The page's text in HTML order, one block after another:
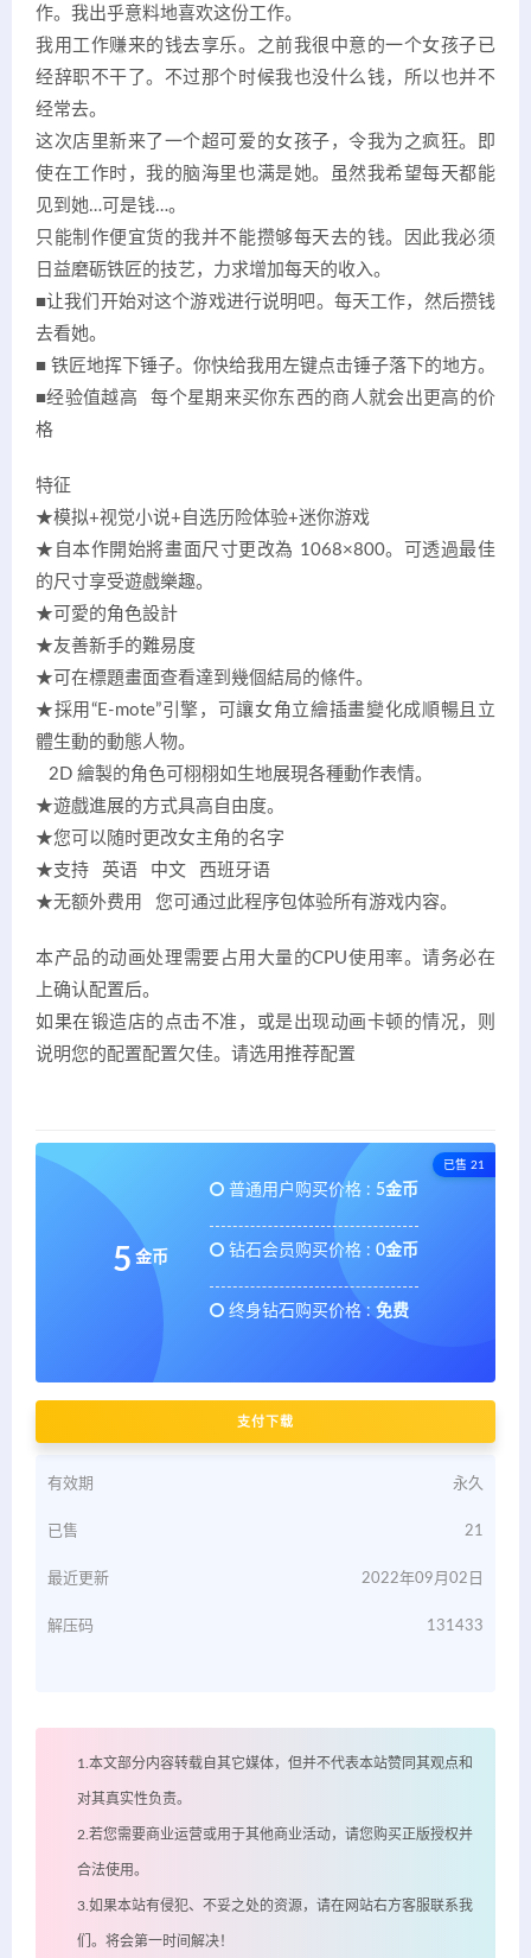
作。我出乎意料地喜欢这份工作。
我用工作赚来的钱去享乐。之前我很中意的一个女孩子已
经辞职不干了。不过那个时候我也没什么钱，所以也并不
经常去。
这次店里新来了一个超可爱的女孩子，令我为之疯狂。即
使在工作时，我的脑海里也满是她。虽然我希望每天都能
见到她…可是钱…。
只能制作便宜货的我并不能攒够每天去的钱。因此我必须
日益磨砺铁匠的技艺，力求增加每天的收入。
■让我们开始对这个游戏进行说明吧。每天工作，然后攒钱
去看她。
■ 铁匠地挥下锤子。你快给我用左键点击锤子落下的地方。
■经验值越高 每个星期来买你东西的商人就会出更高的价
格
特征
★模拟+视觉小说+自选历险体验+迷你游戏
★自本作開始將畫面尺寸更改為 1068×800。可透過最佳
的尺寸享受遊戲樂趣。
★可愛的角色設計
★友善新手的難易度
★可在標題畫面查看達到幾個結局的條件。
★採用“E-mote”引擎，可讓女角立繪插畫變化成順暢且立
體生動的動態人物。
2D 繪製的角色可栩栩如生地展現各種動作表情。
★遊戲進展的方式具高自由度。
★您可以随时更改女主角的名字
★支持 英语 中文 西班牙语
★无额外费用 您可通过此程序包体验所有游戏内容。
本产品的动画处理需要占用大量的CPU使用率。请务必在
上确认配置后。
如果在锻造店的点击不准，或是出现动画卡顿的情况，则
说明您的配置配置欠佳。请选用推荐配置
已售 21
5 金币
普通用户购买价格 : 5金币
钻石会员购买价格 : 0金币
终身钻石购买价格 : 免费
支付下载
有效期 永久
已售 21
最近更新 2022年09月02日
解压码 131433
1.本文部分内容转载自其它媒体，但并不代表本站赞同其观点和
对其真实性负责。
2.若您需要商业运营或用于其他商业活动，请您购买正版授权并
合法使用。
3.如果本站有侵犯、不妥之处的资源，请在网站右方客服联系我
们。将会第一时间解决！